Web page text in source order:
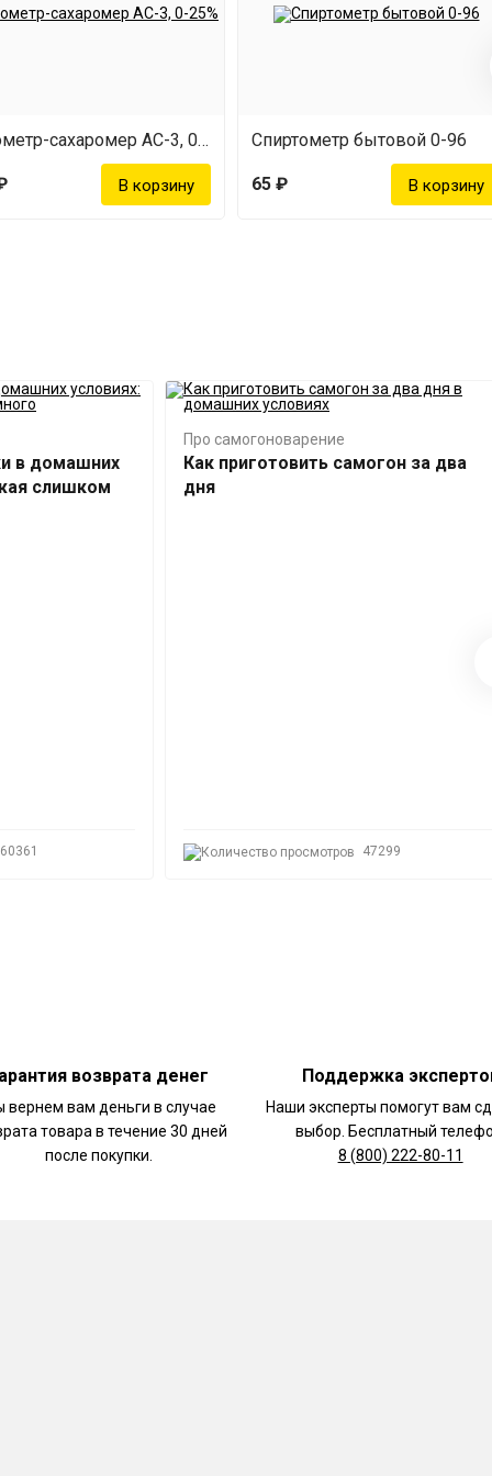
Ареометр-сахаромер АС-3, 0-25% Спиртометр бытовой 0-96
65 ₽
в домашних
слишком
60361
Про самогоноварение
Как приготовить самогон за два
дня
47299
возврата денег
вернем вам деньги в случае
товара в течение 30 дней
после покупки.
Поддержка
Наши эксперты помогут вам
выбор. Бесплатный
8 (800) 222-80-11